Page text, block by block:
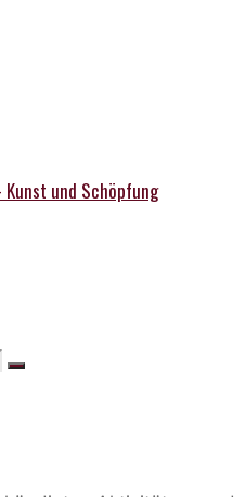
und Schöpfung
Search